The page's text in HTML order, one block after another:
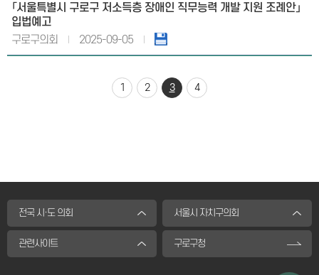
「서울특별시 구로구 저소득층 장애인 직무능력 개발 지원 조례안」
입법예고
구로구의회
2025-09-05
1 2 3 4
전국 시·도 의회 서울시 자치구의회
관련사이트 구로구청